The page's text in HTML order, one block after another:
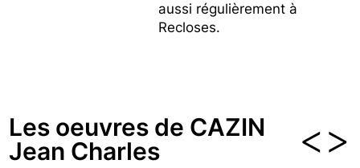
aussi régulièrement à
Recloses.
Les oeuvres de CAZIN
Jean Charles
<>